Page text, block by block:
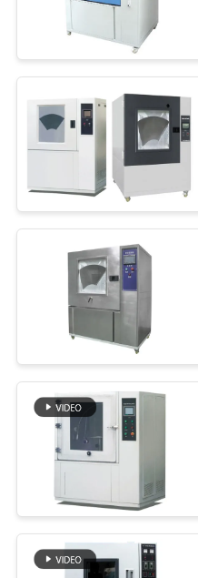
RICHIEDA
UNA
CITAZIONE
MAPPA
SITO
PRIVACY
POLICY
materiali
Macchina
di